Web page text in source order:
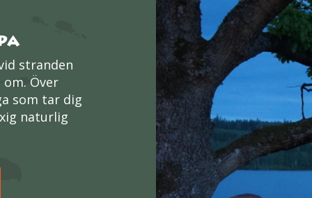
stranden
Över
som tar dig
naturlig